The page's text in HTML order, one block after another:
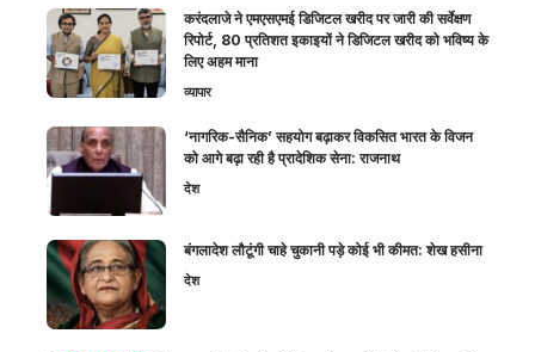
करंदलाजे ने एमएसएमई डिजिटल खरीद पर जारी की सर्वेक्षण
रिपोर्ट, 80 प्रतिशत इकाइयों ने डिजिटल खरीद को भविष्य के
लिए अहम माना
व्यापार
‘नागरिक-सैनिक’ सहयोग बढ़ाकर विकसित भारत के विजन
को आगे बढ़ा रही है प्रादेशिक सेना: राजनाथ
देश
बंगलादेश लौटूंगी चाहे चुकानी पड़े कोई भी कीमत: शेख हसीना
देश